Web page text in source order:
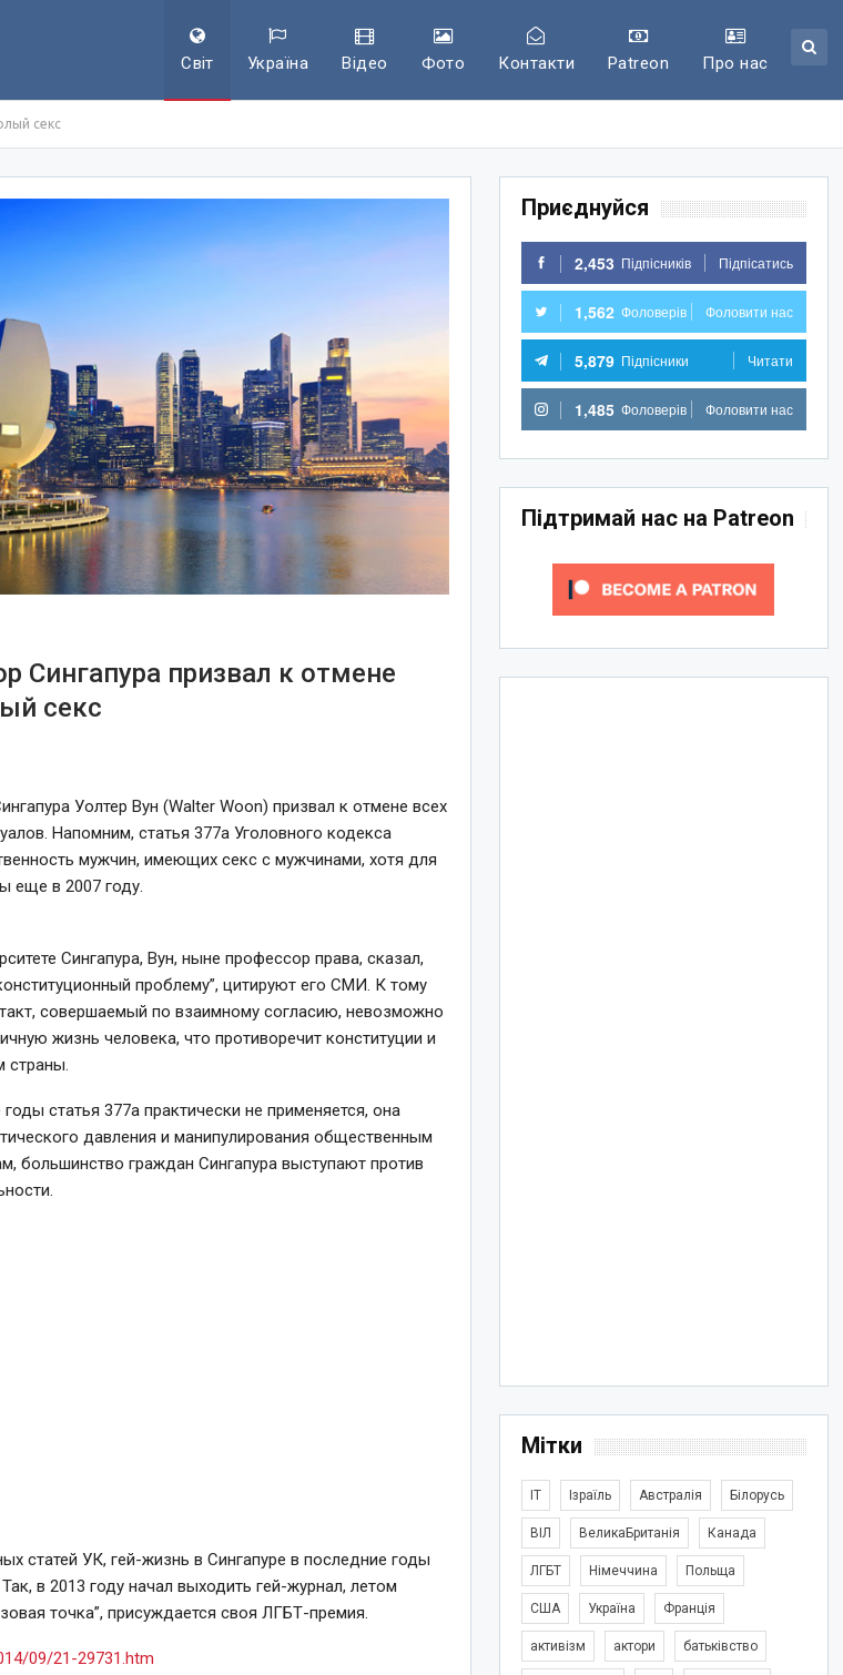
Світ Україна Відео Фото Контакти Patreon Про нас
секс
Сингапура призвал к отмене
секс
Уолтер Вун (Walter Woon) призвал к отмене всех
Напомним, статья 377а Уголовного кодекса
мужчин, имеющих секс с мужчинами, хотя для
еще в 2007 году.
Сингапура, Вун, ныне профессор права, сказал,
проблему”, цитируют его СМИ. К тому
совершаемый по взаимному согласию, невозможно
жизнь человека, что противоречит конституции и
страны.
статья 377а практически не применяется, она
давления и манипулирования общественным
большинство граждан Сингапура выступают против
статей УК, гей-жизнь в Сингапуре в последние годы
в 2013 году начал выходить гей-журнал, летом
точка”, присуждается своя ЛГБТ-премия.
09/21-29731.htm
Приєднуйся
2,453 Підпісників Підпісатись
1,562 Фоловерів Фоловити нас
5,879 Підпісники Читати
1,485 Фоловерів Фоловити нас
Підтримай нас на Patreon
Мітки
IT Ізраїль Австралія Білорусь
ВІЛ ВеликаБританія Канада
ЛГБТ Німеччина Польща
США Україна Франція
активізм актори батьківство